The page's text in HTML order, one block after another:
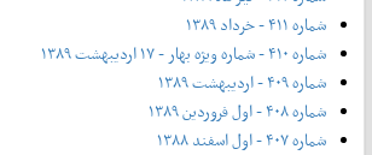
شماره ۴۱۱ - خرداد ۱۳۸۹
شماره ۴۱۰ - شماره ویژه بهار - ۱۷ اردیبهشت ۱۳۸۹
شماره ۴۰۹ - اردیبهشت ۱۳۸۹
شماره ۴۰۸ - اول فروردین ۱۳۸۹
شماره ۴۰۷ - اول اسفند ۱۳۸۸